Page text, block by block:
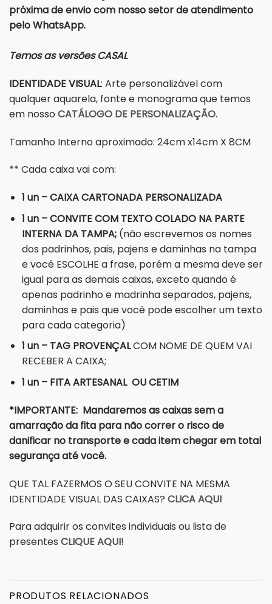
próxima de envio com nosso setor de atendimento
pelo WhatsApp.
Temos as versões CASAL
IDENTIDADE VISUAL: Arte personalizável com
qualquer aquarela, fonte e monograma que temos
em nossoCATÁLOGO DE PERSONALIZAÇÃO.
Tamanho Interno aproximado: 24cm x14cm X 8CM
** Cada caixa vai com:
1 un – CAIXA CARTONADA PERSONALIZADA
1 un – CONVITE COM TEXTO COLADO NA PARTE
INTERNA DA TAMPA;(não escrevemos os nomes
dos padrinhos, pais, pajens e daminhas na tampa
e você ESCOLHE a frase, porém a mesma deve ser
igual para as demais caixas, exceto quando é
apenas padrinho e madrinha separados, pajens,
daminhas e pais que você pode escolher um texto
para cada categoria)
1 un – TAG PROVENÇALCOM NOME DE QUEM VAI
RECEBER A CAIXA;
1 un – FITA ARTESANAL OU CETIM
*IMPORTANTE: Mandaremos as caixas sem a
amarração da fita para não correr o risco de
danificar no transporte e cada item chegar em total
segurança até você.
QUE TAL FAZERMOS O SEU CONVITE NA MESMA
IDENTIDADE VISUAL DAS CAIXAS? CLICA AQUI
Para adquirir os convites individuais ou lista de
presentes CLIQUE AQUI!
PRODUTOS RELACIONADOS